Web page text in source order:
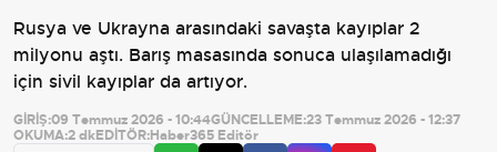
Rusya ve Ukrayna arasındaki savaşta kayıplar 2
milyonu aştı. Barış masasında sonuca ulaşılamadığı
için sivil kayıplar da artıyor.
GİRİŞ:09 Temmuz 2026 - 10:44GÜNCELLEME:23 Temmuz 2026 - 12:37
OKUMA:2 dkEDİTÖR:Haber365 Editör